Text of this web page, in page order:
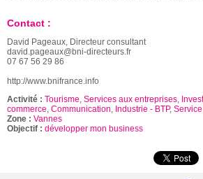
Contact :
David Pageaux, Directeur consultant
david.pageaux@bni-directeurs.fr
07 67 56 29 86
http://www.bnifrance.info
Activité : Tourisme, Services aux entreprises,
commerce, Communication, Industrie - BTP,
Zone : Vannes
Objectif : développer mon business